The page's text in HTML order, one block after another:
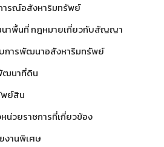
ารณ์อสังหาริมทรัพย์
าพื้นที่ กฎหมายเกี่ยวกับสัญญา
การพัฒนาอสังหาริมทรัพย์
ฒนาที่ดิน
พย์สิน
น่วยราชการที่เกี่ยวข้อง
งานพิเศษ